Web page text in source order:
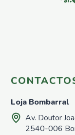
Loja Bombarral
Av. Doutor
2540-006